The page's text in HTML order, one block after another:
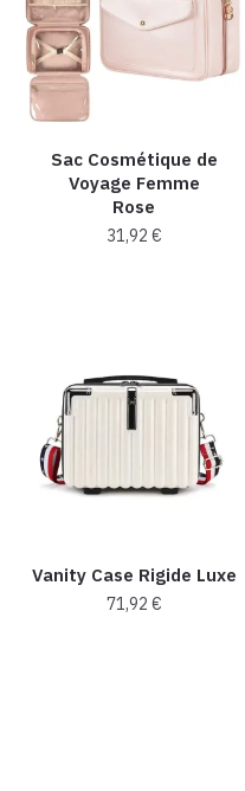
Sac Cosmétique de
Voyage Femme
Rose
31,92 €
Vanity Case Rigide Luxe
71,92 €